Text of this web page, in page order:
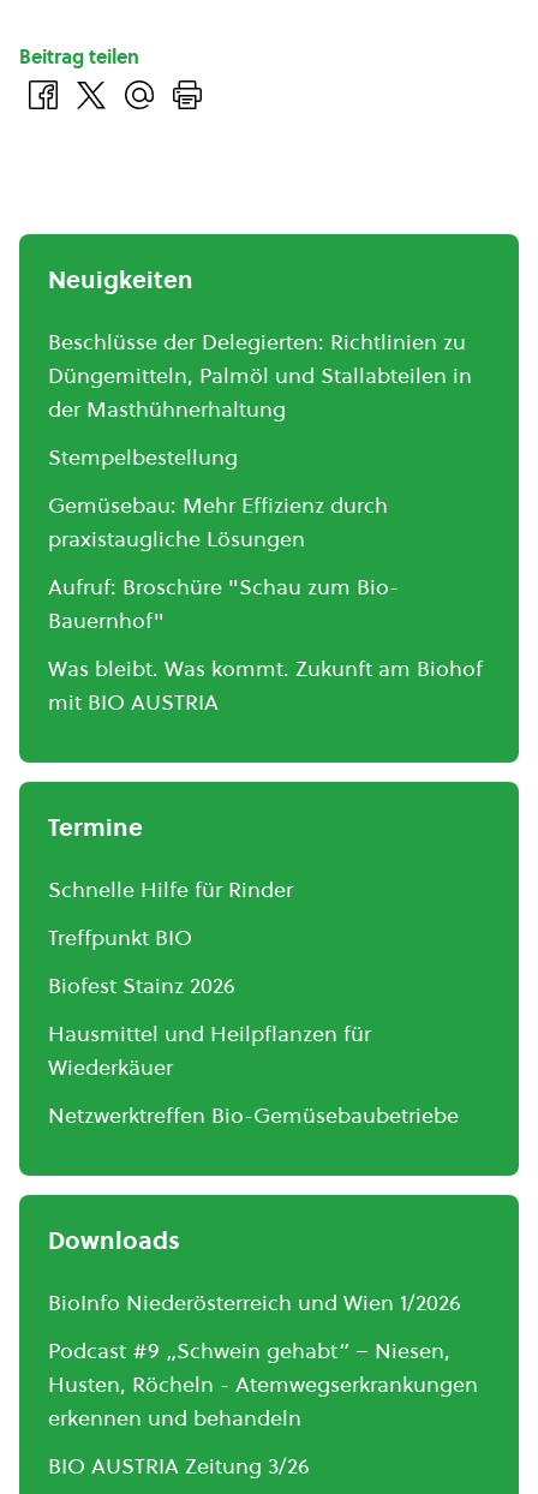
Beitrag teilen
Neuigkeiten
Beschlüsse der Delegierten: Richtlinien zu
Düngemitteln, Palmöl und Stallabteilen in
der Masthühnerhaltung
Stempelbestellung
Gemüsebau: Mehr Effizienz durch
praxistaugliche Lösungen
Aufruf: Broschüre "Schau zum Bio-
Bauernhof"
Was bleibt. Was kommt. Zukunft am Biohof
mit BIO AUSTRIA
Termine
Schnelle Hilfe für Rinder
Treffpunkt BIO
Biofest Stainz 2026
Hausmittel und Heilpflanzen für
Wiederkäuer
Netzwerktreffen Bio-Gemüsebaubetriebe
Downloads
BioInfo Niederösterreich und Wien 1/2026
Podcast #9 „Schwein gehabt“ – Niesen,
Husten, Röcheln - Atemwegserkrankungen
erkennen und behandeln
BIO AUSTRIA Zeitung 3/26